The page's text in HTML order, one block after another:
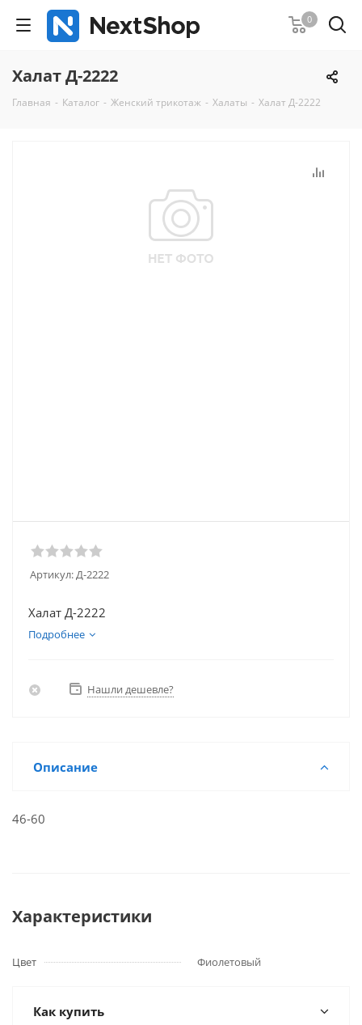
0
Халат Д-2222
Главная - Каталог - Женский трикотаж - Халаты - Халат Д-2222
Артикул:Д-2222
Халат Д-2222
Подробнее
Нашли дешевле?
Описание
46-60
Характеристики
Цвет Фиолетовый
Как купить